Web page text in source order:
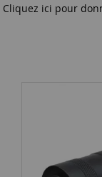
Cliquez ici pour